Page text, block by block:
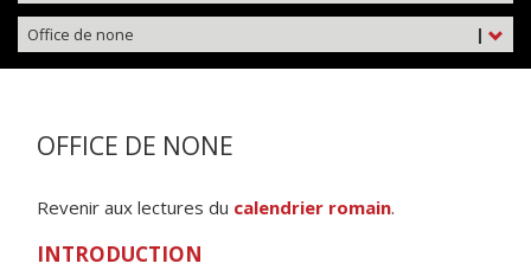
|
Office de none
OFFICE DE NONE
Revenir aux lectures du calendrier romain.
INTRODUCTION